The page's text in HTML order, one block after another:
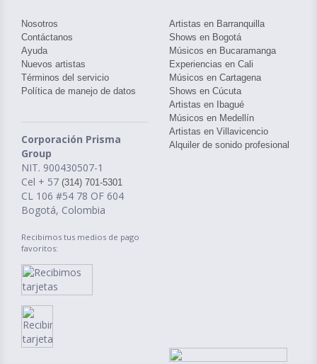
Nosotros
Contáctanos
Ayuda
Nuevos artistas
Términos del servicio
Política de manejo de datos
Corporación Prisma
Group
NIT. 900430507-1
Cel + 57 (314) 701-5301
CL 106 #54 78 OF 604
Bogotá, Colombia
Recibimos tus medios de pago
favoritos:
Artistas en Barranquilla
Shows en Bogotá
Músicos en Bucaramanga
Experiencias en Cali
Músicos en Cartagena
Shows en Cúcuta
Artistas en Ibagué
Músicos en Medellín
Artistas en Villavicencio
Alquiler de sonido profesional